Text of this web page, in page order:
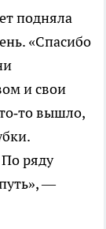
подняла
«Спасибо
и свои
вышло,
ряду
—